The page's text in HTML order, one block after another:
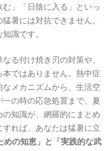
」「日陰に入る」といっ
暑には対抗できません。
識です。
る付け焼き刃の対策や、
ではありません。熱中症
メカニズムから、生活空
の時の応急処置まで、夏
知識が、網羅的にまとめ
れば、あなたは猛暑に立
めの知恵」と「実践的な武